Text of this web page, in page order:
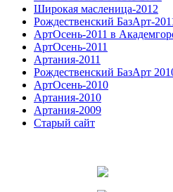
Широкая масленица-2012
Рождественский БазАрт-
АртОсень-2011 в
АртОсень-2011
Артания-2011
Рождественский БазАрт
АртОсень-2010
Артания-2010
Артания-2009
Старый сайт